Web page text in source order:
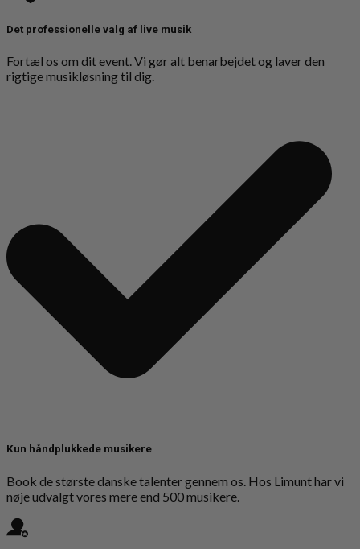
Det professionelle valg af live musik
Fortæl os om dit event. Vi gør alt benarbejdet og laver den
rigtige musikløsning til dig.
Kun håndplukkede musikere
Book de største danske talenter gennem os. Hos Limunt har vi
nøje udvalgt vores mere end 500 musikere.